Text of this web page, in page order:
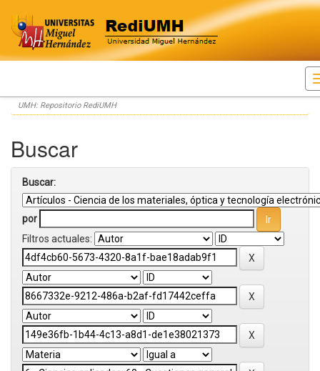
Skip
navigation
UMH: Repositorio RediUMH
Buscar
Buscar:
por
Filtros actuales: